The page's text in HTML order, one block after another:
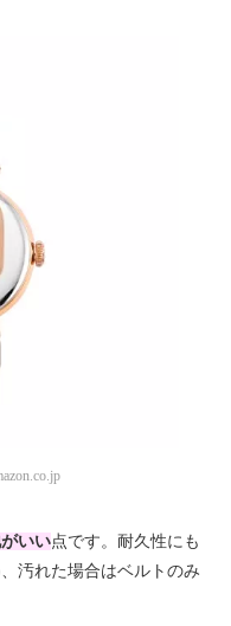
いい点です。耐久性にも
汚れた場合はベルトのみ